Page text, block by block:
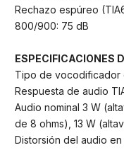
Rechazo espúreo
800/900: 75 dB
ESPECIFICACIONES
Tipo de vocodificador
Respuesta de audio
Audio nominal 3 W
de 8 ohms), 13 W
Distorsión del audio